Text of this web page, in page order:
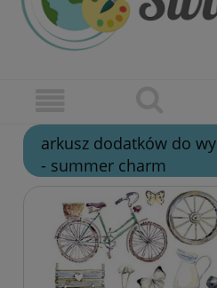
arkusz dodatków do
- summer charm